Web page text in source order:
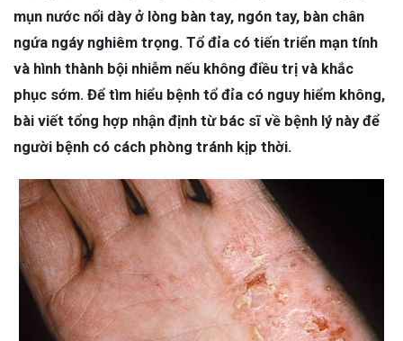
mụn nước nổi dày ở lòng bàn tay, ngón tay, bàn chân
ngứa ngáy nghiêm trọng. Tổ đỉa có tiến triển mạn tính
và hình thành bội nhiễm nếu không điều trị và khắc
phục sớm. Để tìm hiểu bệnh tổ đỉa có nguy hiểm không,
bài viết tổng hợp nhận định từ bác sĩ về bệnh lý này để
người bệnh có cách phòng tránh kịp thời.